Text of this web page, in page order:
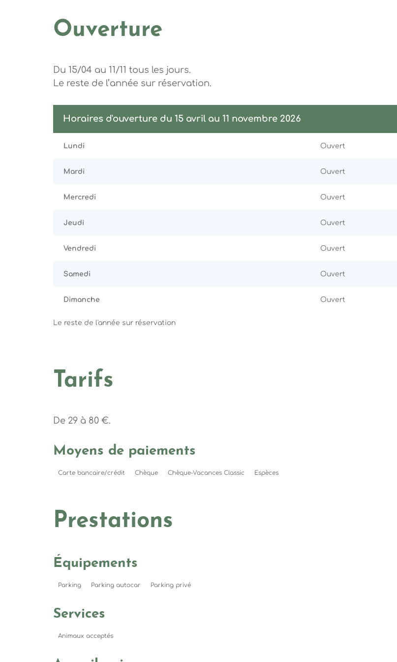
Ouverture
Du 15/04 au 11/11 tous les jours.
Le reste de l’année sur réservation.
Horaires d'ouverture du 15 avril au 11 novembre 2026
Lundi Ouvert
Mardi Ouvert
Mercredi Ouvert
Jeudi Ouvert
Vendredi Ouvert
Samedi Ouvert
Dimanche Ouvert
Le reste de l'année sur réservation
Tarifs
De 29 à 80 €.
Moyens de paiements
Carte bancaire/crédit Chèque Chèque-Vacances Classic Espèces
Prestations
Équipements
Parking Parking autocar Parking privé
Services
Animaux acceptés